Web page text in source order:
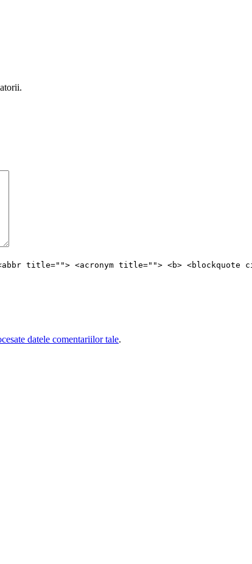
title=""> <acronym title=""> <b> <blockquote
datele comentariilor tale.